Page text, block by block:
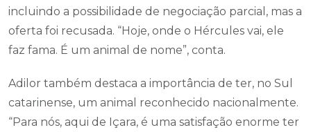
incluindo a possibilidade de negociação parcial, mas a
oferta foi recusada. “Hoje, onde o Hércules vai, ele
faz fama. É um animal de nome”, conta.
Adilor também destaca a importância de ter, no Sul
catarinense, um animal reconhecido nacionalmente.
“Para nós, aqui de Içara, é uma satisfação enorme ter